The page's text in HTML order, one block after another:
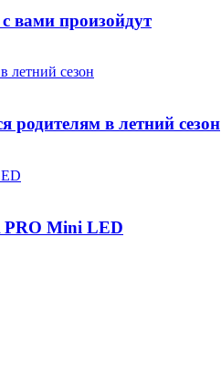
вами произойдут
в летний сезон
PRO Mini LED